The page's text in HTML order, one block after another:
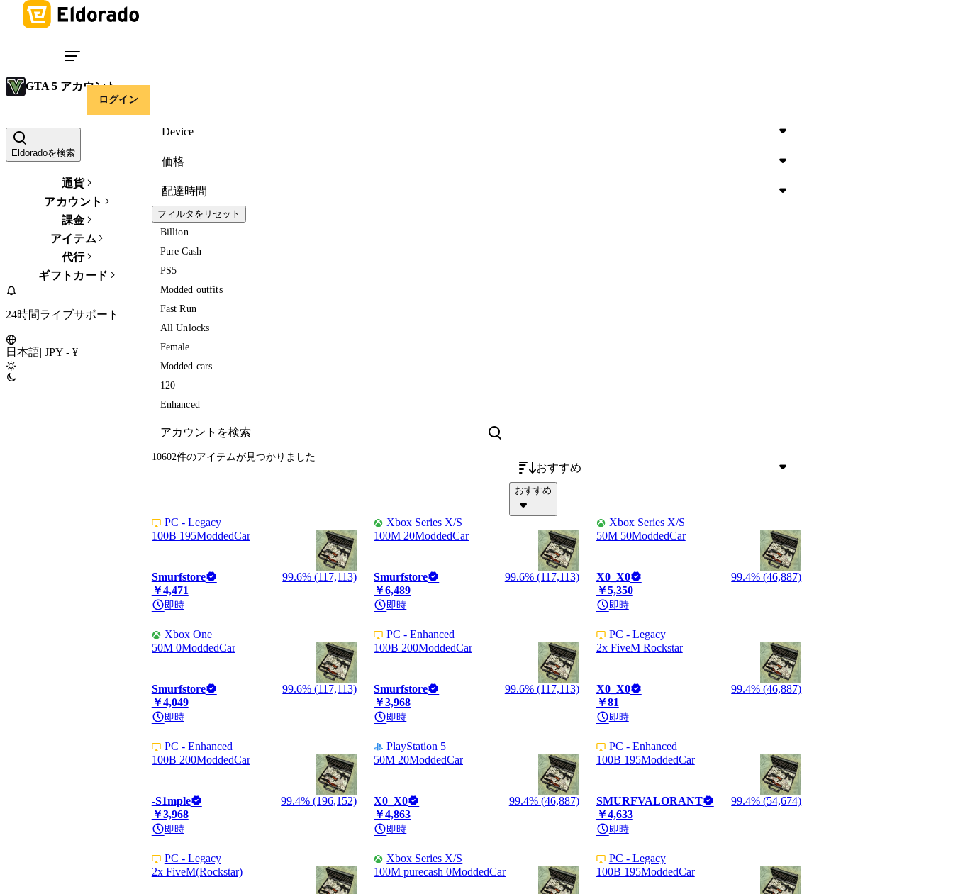
ログイン
Eldoradoを検索
通貨
アカウント
課金
アイテム
代行
ギフトカード
24時間ライブサポート
日本語| JPY - ¥
GTA 5 アカウント
Device
価格
配達時間
フィルタをリセット
Billion
Pure Cash
PS5
Modded outfits
Fast Run
All Unlocks
Female
Modded cars
120
Enhanced
おすすめ
おすすめ
10602件のアイテムが見つかりました
PC - Legacy
100B 195ModdedCar
Smurfstore
99.6% (117,113)
￥4,471
即時
Xbox Series X/S
100M 20ModdedCar
Smurfstore
99.6% (117,113)
￥6,489
即時
Xbox Series X/S
50M 50ModdedCar
X0_X0
99.4% (46,887)
￥5,350
即時
Xbox One
50M 0ModdedCar
Smurfstore
99.6% (117,113)
￥4,049
即時
PC - Enhanced
100B 200ModdedCar
Smurfstore
99.6% (117,113)
￥3,968
即時
PC - Legacy
2x FiveM Rockstar
X0_X0
99.4% (46,887)
￥81
即時
PC - Enhanced
100B 200ModdedCar
-S1mple
99.4% (196,152)
￥3,968
即時
PlayStation 5
50M 20ModdedCar
X0_X0
99.4% (46,887)
￥4,863
即時
PC - Enhanced
100B 195ModdedCar
SMURFVALORANT
99.4% (54,674)
￥4,633
即時
PC - Legacy
2x FiveM(Rockstar)
Xbox Series X/S
100M purecash 0ModdedCar
PC - Legacy
100B 195ModdedCar